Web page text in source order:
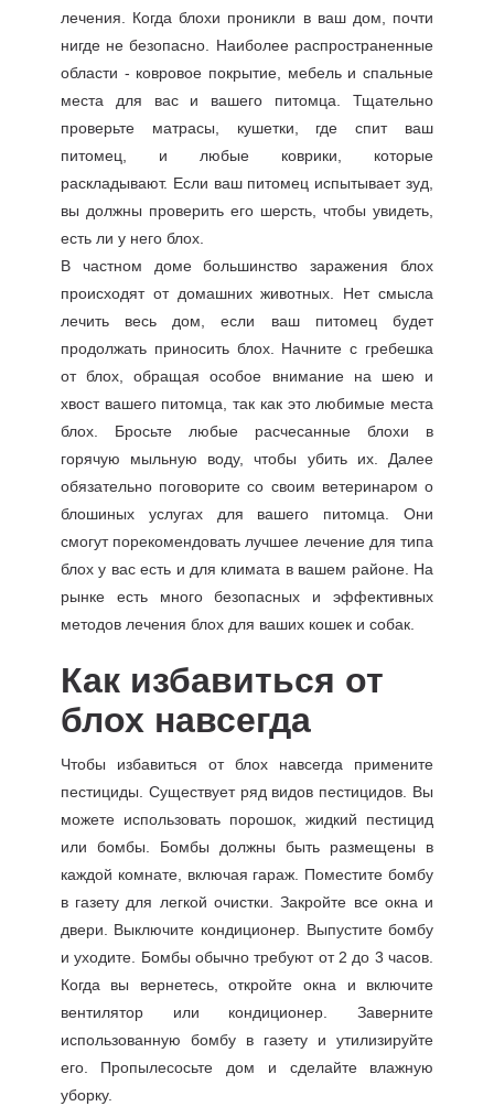
лечения. Когда блохи проникли в ваш дом, почти
нигде не безопасно. Наиболее распространенные
области - ковровое покрытие, мебель и спальные
места для вас и вашего питомца. Тщательно
проверьте матрасы, кушетки, где спит ваш
питомец, и любые коврики, которые
раскладывают. Если ваш питомец испытывает зуд,
вы должны проверить его шерсть, чтобы увидеть,
есть ли у него блох.
В частном доме большинство заражения блох
происходят от домашних животных. Нет смысла
лечить весь дом, если ваш питомец будет
продолжать приносить блох. Начните с гребешка
от блох, обращая особое внимание на шею и
хвост вашего питомца, так как это любимые места
блох. Бросьте любые расчесанные блохи в
горячую мыльную воду, чтобы убить их. Далее
обязательно поговорите со своим ветеринаром о
блошиных услугах для вашего питомца. Они
смогут порекомендовать лучшее лечение для типа
блох у вас есть и для климата в вашем районе. На
рынке есть много безопасных и эффективных
методов лечения блох для ваших кошек и собак.
Как избавиться от
блох навсегда
Чтобы избавиться от блох навсегда примените
пестициды. Существует ряд видов пестицидов. Вы
можете использовать порошок, жидкий пестицид
или бомбы. Бомбы должны быть размещены в
каждой комнате, включая гараж. Поместите бомбу
в газету для легкой очистки. Закройте все окна и
двери. Выключите кондиционер. Выпустите бомбу
и уходите. Бомбы обычно требуют от 2 до 3 часов.
Когда вы вернетесь, откройте окна и включите
вентилятор или кондиционер. Заверните
использованную бомбу в газету и утилизируйте
его. Пропылесосьте дом и сделайте влажную
уборку.